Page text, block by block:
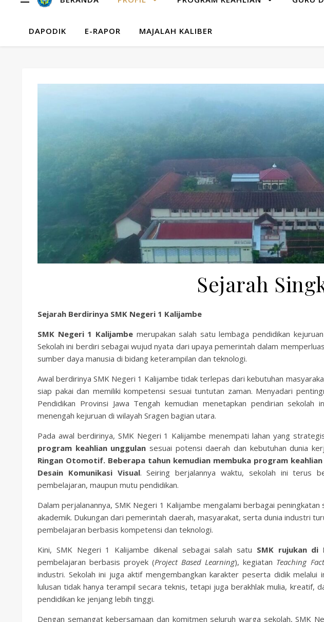
DAPODIK E-RAPOR MAJALAH KALIBER
Sejarah
Sejarah Berdirinya SMK Negeri 1 Kalijambe
SMK Negeri 1 Kalijambemerupakan salah satu lembaga pendidikan
Sekolah ini berdiri sebagai wujud nyata dari upaya pemerintah dalam
sumber daya manusia di bidang keterampilan dan teknologi.
Awal berdirinya SMK Negeri 1 Kalijambe tidak terlepas dari kebutuhan
siap pakai dan memiliki kompetensi sesuai tuntutan zaman. Menyadari
Pendidikan Provinsi Jawa Tengah kemudian menetapkan pendirian sekolah
menengah kejuruan di wilayah Sragen bagian utara.
Pada awal berdirinya, SMK Negeri 1 Kalijambe menempati lahan yang
program keahlian unggulan sesuai potensi daerah dan kebutuhan dunia
Ringan Otomotif. Beberapa tahun kemudian membuka program
Desain Komunikasi Visual. Seiring berjalannya waktu, sekolah ini terus
pembelajaran, maupun mutu pendidikan.
Dalam perjalanannya, SMK Negeri 1 Kalijambe mengalami berbagai
akademik. Dukungan dari pemerintah daerah, masyarakat, serta dunia industri
pembelajaran berbasis kompetensi dan teknologi.
Kini, SMK Negeri 1 Kalijambe dikenal sebagai salah satu SMK rujukan di
pembelajaran berbasis proyek (Project Based Learning), kegiatan Teaching
industri. Sekolah ini juga aktif mengembangkan karakter peserta didik melalui
lulusan tidak hanya terampil secara teknis, tetapi juga berakhlak mulia, kreatif,
pendidikan ke jenjang lebih tinggi.
Dengan semangat kebersamaan dan komitmen seluruh warga sekolah, SMK